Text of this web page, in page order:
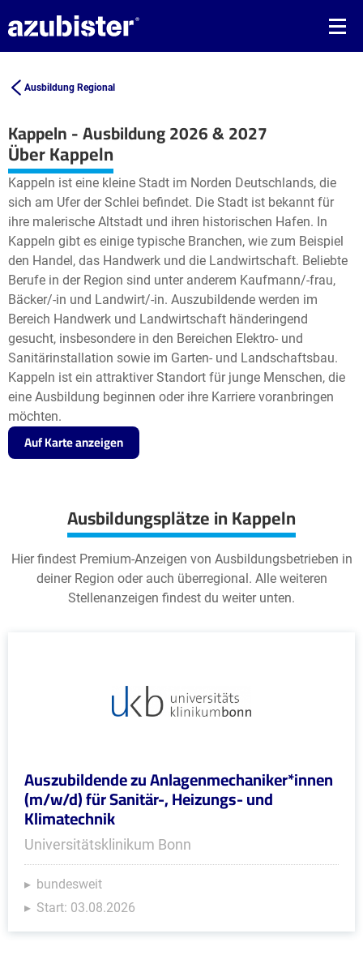
Ausbildung Regional
Kappeln - Ausbildung 2026 & 2027
+
−
Leaflet| ©OpenStreetMap2
Über Kappeln
Kappeln ist eine kleine Stadt im Norden Deutschlands, die
sich am Ufer der Schlei befindet. Die Stadt ist bekannt für
ihre malerische Altstadt und ihren historischen Hafen. In
Kappeln gibt es einige typische Branchen, wie zum Beispiel
den Handel, das Handwerk und die Landwirtschaft. Beliebte
Berufe in der Region sind unter anderem Kaufmann/-frau,
Bäcker/-in und Landwirt/-in. Auszubildende werden im
Bereich Handwerk und Landwirtschaft händeringend
gesucht, insbesondere in den Bereichen Elektro- und
Sanitärinstallation sowie im Garten- und Landschaftsbau.
Kappeln ist ein attraktiver Standort für junge Menschen, die
eine Ausbildung beginnen oder ihre Karriere voranbringen
möchten.
Auf Karte anzeigen
Ausbildungsplätze in Kappeln
Hier findest Premium-Anzeigen von Ausbildungsbetrieben in
deiner Region oder auch überregional. Alle weiteren
Stellenanzeigen findest du weiter unten.
Auszubildende zu Anlagenmechaniker*innen
(m/w/d) für Sanitär-, Heizungs- und
Klimatechnik
Universitätsklinikum Bonn
bundesweit
Start: 03.08.2026